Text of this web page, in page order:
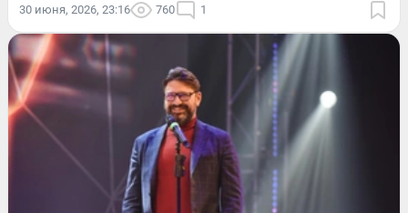
30 июня, 2026, 23:16 760 1